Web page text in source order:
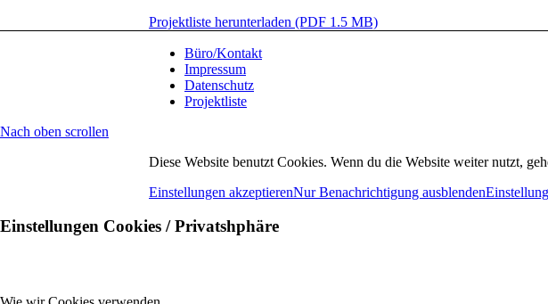
Projektliste herunterladen (PDF 1.5 MB)
Büro/Kontakt
Impressum
Datenschutz
Projektliste
Nach oben scrollen
Diese Website benutzt Cookies. Wenn du die Website weiter nutzt,
Einstellungen akzeptierenNur Benachrichtigung ausblenden
Einstellungen Cookies / Privatshphäre